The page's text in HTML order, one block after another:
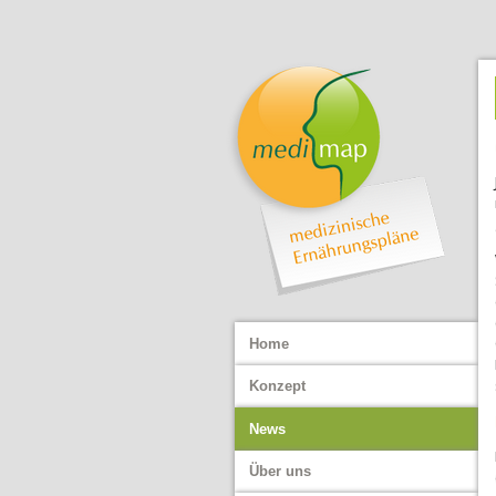
Home
Konzept
News
Über uns